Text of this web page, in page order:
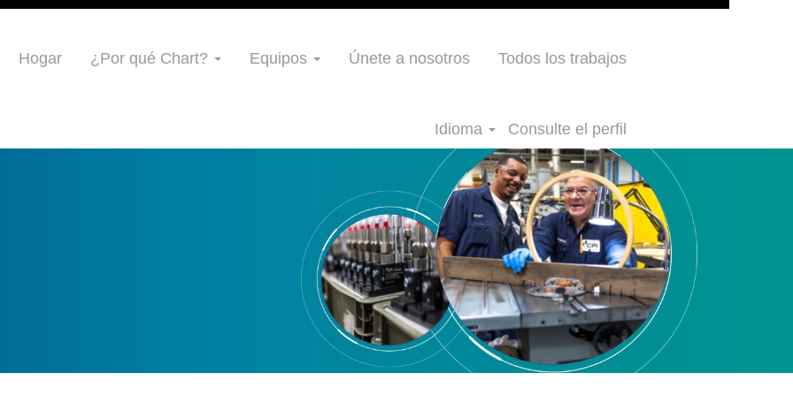
Hogar ¿Por qué Chart? Equipos Únete a nosotros Todos los trabajos
Idioma Consulte el perfil